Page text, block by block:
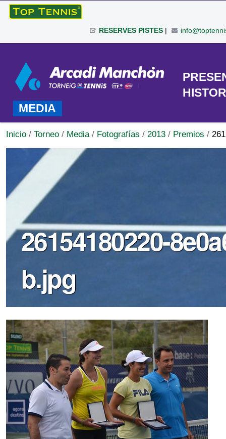
Cambiar
|
navegación
RESERVES PISTES|
Personales
TORNEO
MEDIA
Inicio / Torneo / Media / Fotografías / 2013 / Premios /
26154180220-
b.jpg